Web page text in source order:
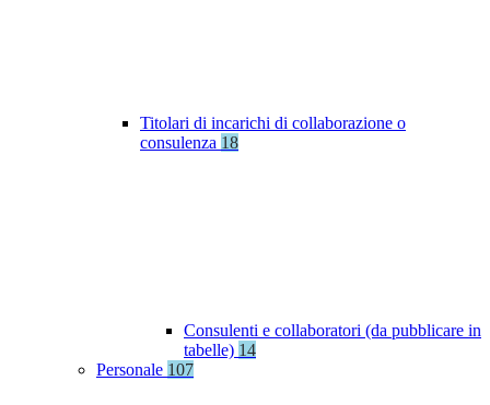
Titolari di incarichi di collaborazione o
consulenza 18
Consulenti e collaboratori (da pubblicare in
tabelle) 14
Personale 107